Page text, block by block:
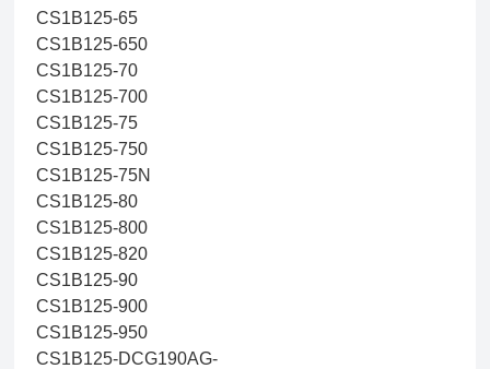
CS1B125-65
CS1B125-650
CS1B125-70
CS1B125-700
CS1B125-75
CS1B125-750
CS1B125-75N
CS1B125-80
CS1B125-800
CS1B125-820
CS1B125-90
CS1B125-900
CS1B125-950
CS1B125-DCG190AG-